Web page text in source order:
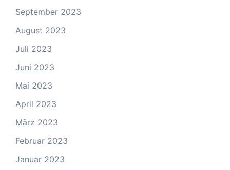
September 2023
August 2023
Juli 2023
Juni 2023
Mai 2023
April 2023
März 2023
Februar 2023
Januar 2023